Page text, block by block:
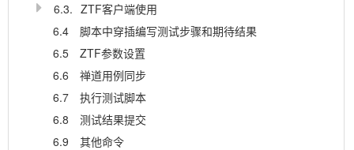
6.3. ZTF客户端使用
6.4
脚本中穿插编写测试步骤和期待结果
6.5
ZTF参数设置
6.6
禅道用例同步
6.7
执行测试脚本
6.8
测试结果提交
6.9
其他命令